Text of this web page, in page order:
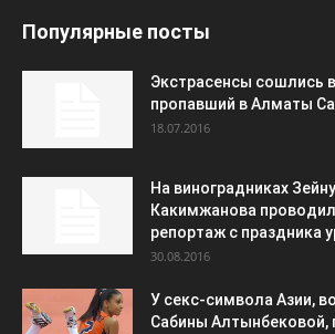
Популярные посты
Экстрасенсы сошлись
пропавший в Алматы
18.07.2016
На виноградниках
Какимжанова
репортаж с праздника
30.08.2016
У секс-символа Азии,
Сабины Алтынбековой,